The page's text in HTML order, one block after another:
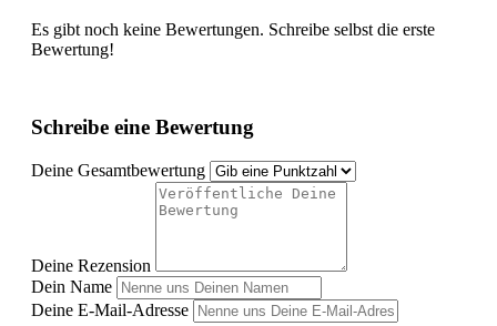
Es gibt noch keine Bewertungen. Schreibe selbst die erste
Bewertung!
Schreibe eine Bewertung
Deine Gesamtbewertung
Deine Rezension
Dein Name
Deine E-Mail-Adresse